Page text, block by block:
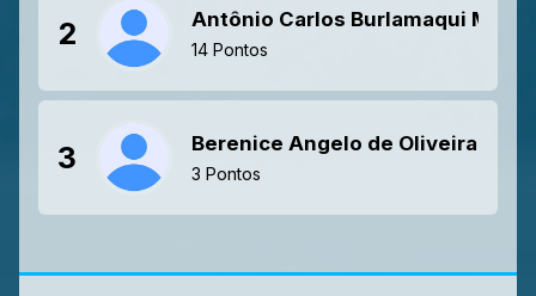
2 Antônio Carlos Burlamaqui
14 Pontos
3 Berenice Angelo de Oliveira
3 Pontos